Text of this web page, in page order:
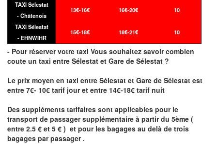
TAXI Sélestat
- Châtenois
13€-16€ 16€-20€ 10
TAXI Sélestat
- EHNWIHR
15€-18€ 18€-21€ 10
- Pour réserver votre taxi Vous souhaitez savoircombien
coute un taxi entre Sélestat et Gare de Sélestat ?
Le prix moyen en taxi entre Sélestat et Gare de Sélestat est
entre 7€- 10€ tarif jour et entre 14€-18€ tarif nuit
Des suppléments tarifaires sont applicables pour le
transport de passager supplémentaire à partir du 5ème (
entre 2.5 € et 5 € ) et pour les bagages au delà de trois
bagages par passager .